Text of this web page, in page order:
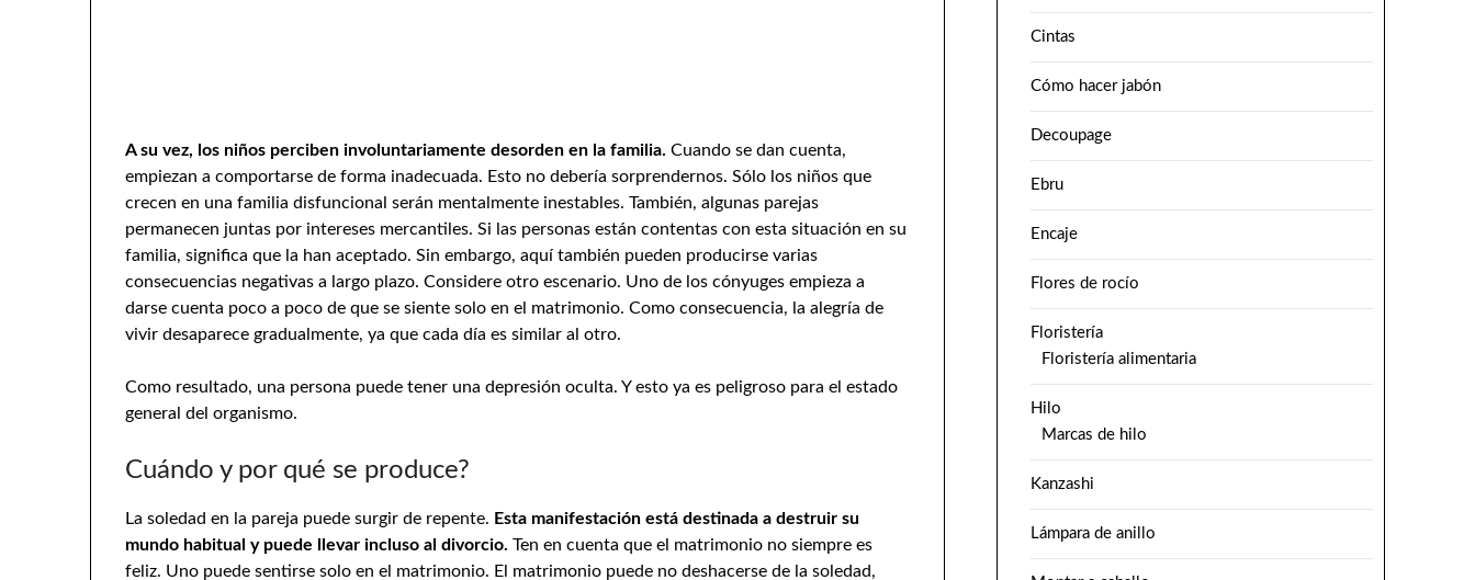
A su vez, los niños perciben involuntariamente desorden en la familia. Cuando se dan cuenta,
empiezan a comportarse de forma inadecuada. Esto no debería sorprendernos. Sólo los niños que
crecen en una familia disfuncional serán mentalmente inestables. También, algunas parejas
permanecen juntas por intereses mercantiles. Si las personas están contentas con esta situación en su
familia, significa que la han aceptado. Sin embargo, aquí también pueden producirse varias
consecuencias negativas a largo plazo. Considere otro escenario. Uno de los cónyuges empieza a
darse cuenta poco a poco de que se siente solo en el matrimonio. Como consecuencia, la alegría de
vivir desaparece gradualmente, ya que cada día es similar al otro.
Como resultado, una persona puede tener una depresión oculta. Y esto ya es peligroso para el estado
general del organismo.
Cuándo y por qué se produce?
La soledad en la pareja puede surgir de repente. Esta manifestación está destinada a destruir su
mundo habitual y puede llevar incluso al divorcio.Ten en cuenta que el matrimonio no siempre es
feliz. Uno puede sentirse solo en el matrimonio. El matrimonio puede no deshacerse de la soledad,
Cintas
Cómo hacer jabón
Decoupage
Ebru
Encaje
Flores de rocío
Floristería
Floristería alimentaria
Hilo
Marcas de hilo
Kanzashi
Lámpara de anillo